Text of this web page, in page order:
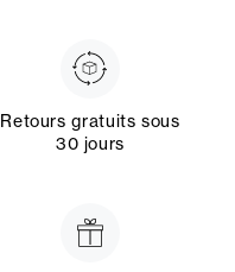
Retours gratuits sous
30 jours